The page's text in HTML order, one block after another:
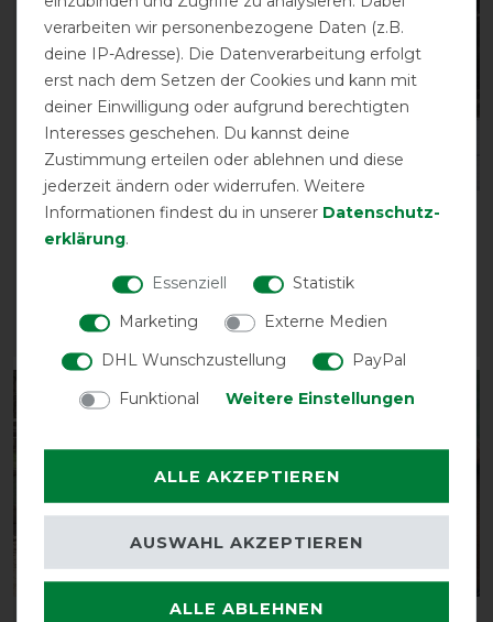
Busse Hinterhandriemen
Tube - schwarz
ARTIKEL MERKEN
Busse Ausreitdecke
30,45 € *
-13%
verarbeiten wir personenbezogene Daten (z.B.
deine IP-Adresse). Die Datenverarbeitung erfolgt
erst nach dem Setzen der Cookies und kann mit
deiner Einwilligung oder aufgrund berechtigten
Interesses geschehen. Du kannst deine
Zustimmung erteilen oder ablehnen und diese
jederzeit ändern oder widerrufen. Weitere
Informationen findest du in unserer Daten­schutz­
erklärung.
Essenziell
Statistik
Marketing
Externe Medien
DHL Wunschzustellung
PayPal
Funktional
Weitere Einstellungen
ALLE AKZEPTIEREN
ALLE ABLEHNEN
AUSWAHL AKZEPTIEREN